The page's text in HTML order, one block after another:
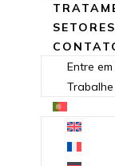
SETORES
Entre